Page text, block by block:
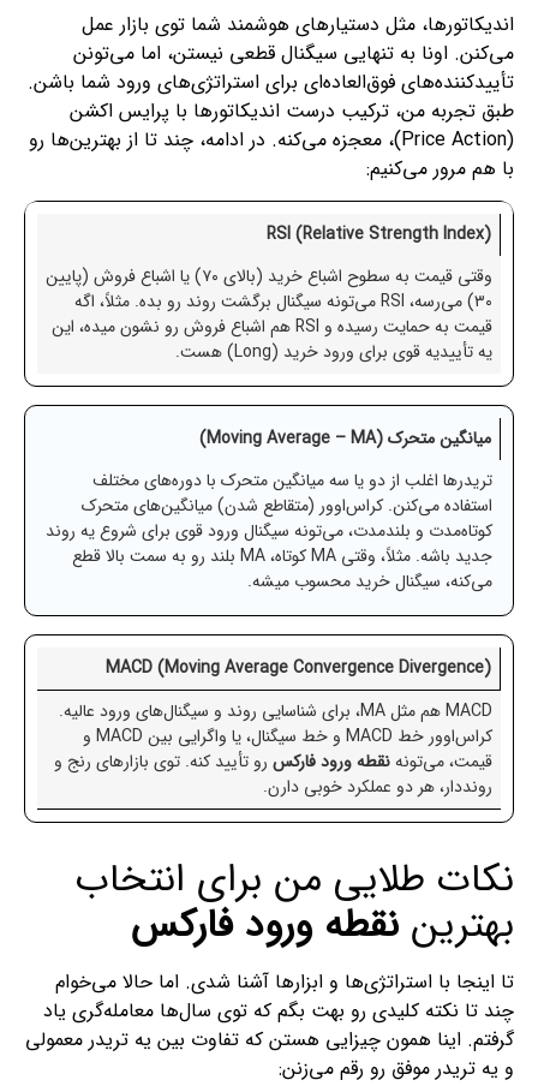
اندیکاتورها، مثل دستیارهای هوشمند شما توی بازار عمل
می‌کنن. اونا به تنهایی سیگنال قطعی نیستن، اما می‌تونن
تأییدکننده‌های فوق‌العاده‌ای برای استراتژی‌های ورود شما باشن.
طبق تجربه من، ترکیب درست اندیکاتورها با پرایس اکشن
(Price Action)، معجزه می‌کنه. در ادامه، چند تا از بهترین‌ها رو
با هم مرور می‌کنیم:
RSI (Relative Strength Index)
وقتی قیمت به سطوح اشباع خرید (بالای ۷۰) یا اشباع فروش (پایین
۳۰) می‌رسه، RSI می‌تونه سیگنال برگشت روند رو بده. مثلاً، اگه
قیمت به حمایت رسیده و RSI هم اشباع فروش رو نشون میده، این
یه تأییدیه قوی برای ورود خرید (Long) هست.
میانگین متحرک (Moving Average – MA)
تریدرها اغلب از دو یا سه میانگین متحرک با دوره‌های مختلف
استفاده می‌کنن. کراس‌اوور (متقاطع شدن) میانگین‌های متحرک
کوتاه‌مدت و بلندمدت، می‌تونه سیگنال ورود قوی برای شروع یه روند
جدید باشه. مثلاً، وقتی MA کوتاه، MA بلند رو به سمت بالا قطع
می‌کنه، سیگنال خرید محسوب میشه.
MACD (Moving Average Convergence Divergence)
MACD هم مثل MA، برای شناسایی روند و سیگنال‌های ورود عالیه.
کراس‌اوور خط MACD و خط سیگنال، یا واگرایی بین MACD و
قیمت، می‌تونهنقطه ورود فارکس رو تأیید کنه. توی بازارهای رنج و
رونددار، هر دو عملکرد خوبی دارن.
نکات طلایی من برای انتخاب
بهترین نقطه ورود فارکس
تا اینجا با استراتژی‌ها و ابزارها آشنا شدی. اما حالا می‌خوام
چند تا نکته کلیدی رو بهت بگم که توی سال‌ها معامله‌گری یاد
گرفتم. اینا همون چیزایی هستن که تفاوت بین یه تریدر معمولی
و یه تریدر موفق رو رقم می‌زنن: